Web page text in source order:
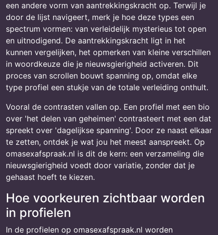
een andere vorm van aantrekkingskracht op. Terwijl je
door de lijst navigeert, merk je hoe deze types een
spectrum vormen: van verleidelijk mysterieus tot open
en uitnodigend. De aantrekkingskracht ligt in het
kunnen vergelijken, het opmerken van kleine verschillen
in woordkeuze die je nieuwsgierigheid activeren. Dit
proces van scrollen bouwt spanning op, omdat elke
type profiel een stukje van de totale verleiding onthult.
Vooral de contrasten vallen op. Een profiel met een bio
over 'het delen van geheimen' contrasteert met een dat
spreekt over 'dagelijkse spanning'. Door ze naast elkaar
te zetten, ontdek je wat jou het meest aanspreekt. Op
omasexafspraak.nl is dit de kern: een verzameling die
nieuwsgierigheid voedt door variatie, zonder dat je
gehaast hoeft te kiezen.
Hoe voorkeuren zichtbaar worden
in profielen
In de profielen op omasexafspraak.nl worden